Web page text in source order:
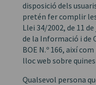
disposició dels
pretén fer complir
Llei 34/2002, de 11
de la Informació i de
BOE N.º 166, així
lloc web sobre
Qualsevol persona